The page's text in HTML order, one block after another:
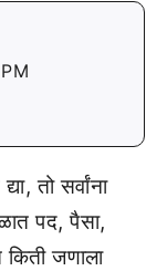
तो सर्वांना
पद, पैसा,
किती जणाला